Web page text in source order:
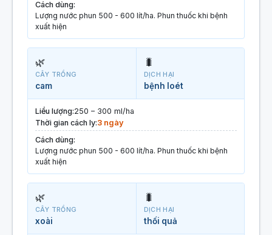
Cách dùng:
Lượng nước phun 500 - 600 lít/ha. Phun thuốc khi bệnh
xuất hiện
🌿
CÂY TRỒNG
cam
🐛
DỊCH HẠI
bệnh loét
Liều lượng:250 – 300 ml/ha
Thời gian cách ly:3 ngày
Cách dùng:
Lượng nước phun 500 - 600 lít/ha. Phun thuốc khi bệnh
xuất hiện
🌿
CÂY TRỒNG
xoài
🐛
DỊCH HẠI
thối quả